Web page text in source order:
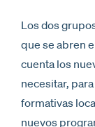
Los dos
que se abren
cuenta los
necesitar,
formativas
nuevos